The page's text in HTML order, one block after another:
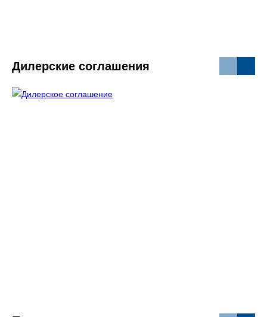
Дилерские соглашения